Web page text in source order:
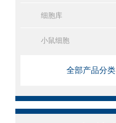
细胞库
小鼠细胞
全部产品分类